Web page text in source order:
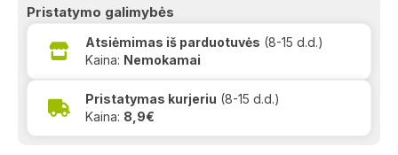
Pristatymo galimybės
Atsiėmimas iš parduotuvės (8-15 d.d.)
Kaina: Nemokamai
Pristatymas kurjeriu (8-15 d.d.)
Kaina: 8,9€